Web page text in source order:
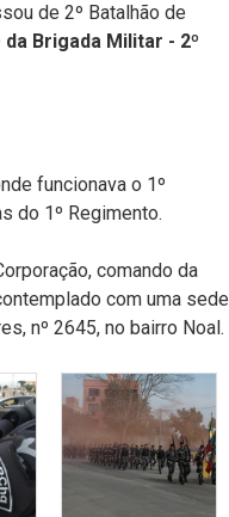
de 2º Batalhão de
Brigada Militar - 2º
funcionava o 1º
do 1º Regimento.
comando da
com uma sede
nº 2645, no bairro Noal.